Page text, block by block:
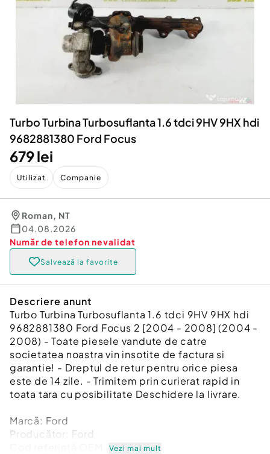
Animale de companie
Afaceri și echipamente profesionale
Inchiriere Bunuri si Vehicule
Utilaje agricole si industriale
Piese auto si accesorii
Dacia Duster
Turbo Turbina Turbosuflanta 1.6 tdci 9HV 9HX hdi
9682881380 Ford Focus
679 lei
Utilizat Companie
Roman, NT
04.08.2026
Număr de telefon nevalidat
Salvează la favorite
Descriere anunt
Turbo Turbina Turbosuflanta 1.6 tdci 9HV 9HX hdi
9682881380 Ford Focus 2 [2004 - 2008] (2004 -
2008) - Toate piesele vandute de catre
societatea noastra vin insotite de factura si
garantie! - Dreptul de retur pentru orice piesa
este de 14 zile. - Trimitem prin curierat rapid in
toata tara cu posibilitate Deschidere la livrare.
Marcă: Ford
Producător: Ford
Cod referinţă OEM: 47816038
Vezi mai mult